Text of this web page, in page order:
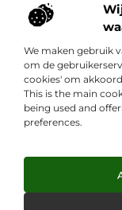
We maken gebruik
om de
cookies' om
This is the main
being used and
preferences.
Onze
Bericht
Website
@2025